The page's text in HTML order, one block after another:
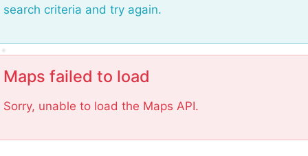
search criteria and try again.
Maps failed to load
Sorry, unable to load the Maps API.